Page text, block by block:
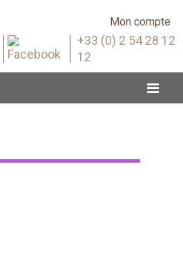
Mon compte
+33 (0) 2 54 28 12
12